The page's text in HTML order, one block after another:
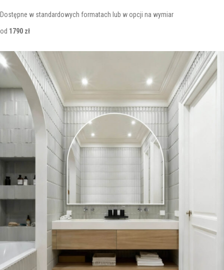
Dostępne w standardowych formatach lub w opcji na wymiar
od 1790 zł